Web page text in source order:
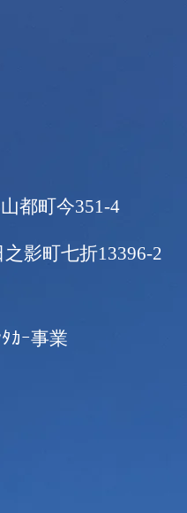
都町今351-4
影町七折13396-2
ｶｰ事業